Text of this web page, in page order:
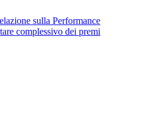
sulla Performance
complessivo dei premi